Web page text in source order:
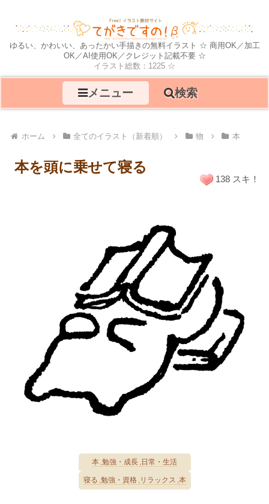
ゆるい、かわいい、あったかい手描きの無料イラスト ☆ 商用OK／加工
OK／AI使用OK／クレジット記載不要 ☆
イラスト総数：1225 ☆
メニュー 検索
ホーム 全てのイラスト（新着順） 物 本
本を頭に乗せて寝る
本 勉強・成長 日常・生活
寝る 勉強・資格 リラックス 本
138 スキ！